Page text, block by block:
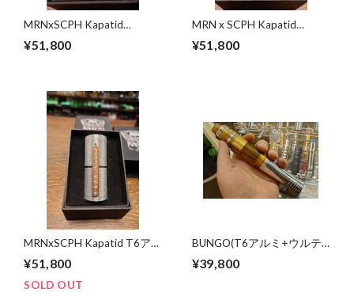
MRNxSCPH Kapatid
¥51,800
MRN x SCPH Kapatid
¥51,800
MRNxSCPH Kapatid T6アル
¥51,800
SOLD OUT
BUNGO(T6アルミ+ウルテ
2
¥39,800